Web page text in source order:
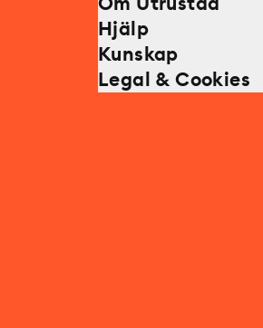
Hjälp
Kunskap
Legal & Cookies